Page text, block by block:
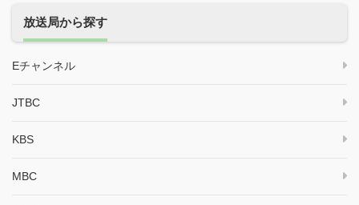
放送局から探す
Eチャンネル
JTBC
KBS
MBC